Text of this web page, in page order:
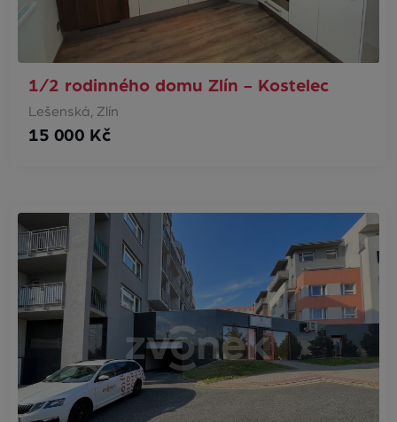
1/2 rodinného domu Zlín - Kostelec
Lešenská, Zlín
15 000 Kč